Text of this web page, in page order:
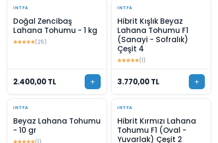
INTFA
Doğal Zencibaş
Lahana Tohumu - 1 kg
(25)
2.400,00 TL
INTFA
Hibrit Kışlık Beyaz
Lahana Tohumu F1
(Sanayi - Sofralık)
Çeşit 4
(1)
3.770,00 TL
INTFA
Beyaz Lahana Tohumu
- 10 gr
INTFA
Hibrit Kırmızı Lahana
Tohumu F1 (Oval -
Yuvarlak) Çeşit 2